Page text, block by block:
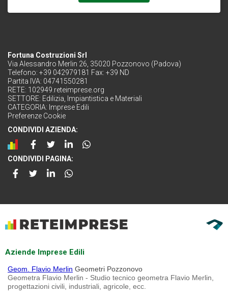
Fortuna Costruzioni Srl
Via Alessandro Merlin 26, 35020 Pozzonovo (Padova)
Telefono: +39 042979181 Fax: +39 ND
Partita IVA: 04741550281
RETE: 102949.reteimprese.org
SETTORE: Edilizia, Impiantistica e Materiali
CATEGORIA: Imprese Edili
Preferenze Cookie
CONDIVIDI AZIENDA:
CONDIVIDI PAGINA:
Aziende Imprese Edili
Geom. Flavio Merlin Geometri Pozzonovo
Geometra Flavio Merlin - Studio tecnico geometra Flavio Merlin,
progettazioni civili, industriali, agricole, ecc.